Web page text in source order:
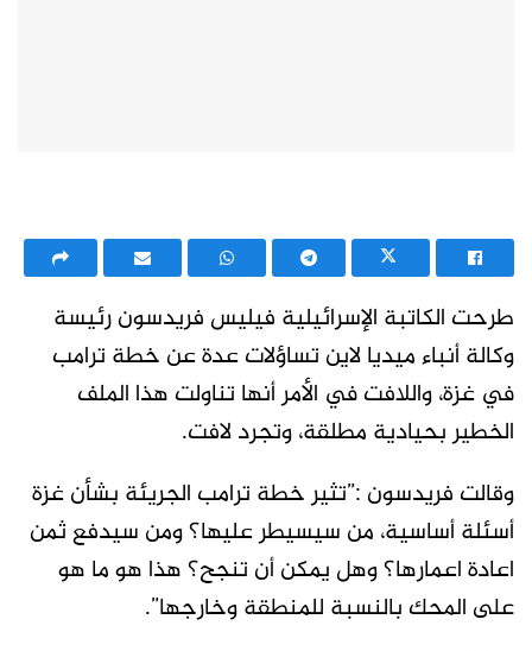
طرحت الكاتبة الإسرائيلية فيليس فريدسون رئيسة
وكالة أنباء ميديا لاين تساؤلات عدة عن خطة ترامب
في غزة، واللافت في الأمر أنها تناولت هذا الملف
الخطير بحيادية مطلقة، وتجرد لافت.
وقالت فريدسون :”تثير خطة ترامب الجريئة بشأن غزة
أسئلة أساسية، من سيسيطر عليها؟ ومن سيدفع ثمن
اعادة اعمارها؟ وهل يمكن أن تنجح؟ هذا هو ما هو
على المحك بالنسبة للمنطقة وخارجها”.